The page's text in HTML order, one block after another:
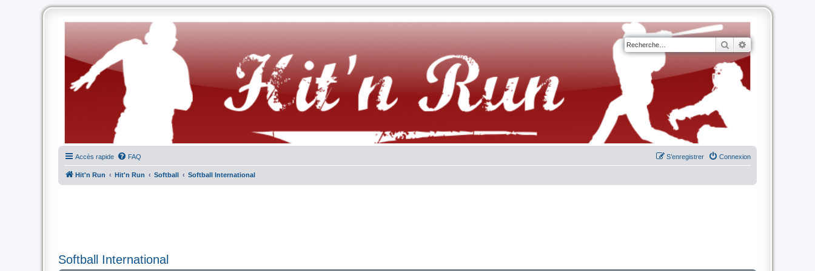
Rechercher
Accès rapide FAQ Connexion
S’enregistrer
Hit'n Run Hit'n Run Softball Softball International
Softball International